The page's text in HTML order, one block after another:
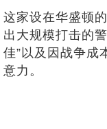
这家设在华盛顿
出大规模打击的
佳”以及因战争成
意力 。